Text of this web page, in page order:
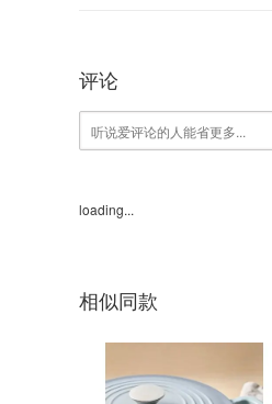
评论
loading...
相似同款